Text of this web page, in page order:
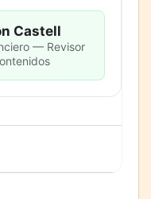
Castell
— Revisor